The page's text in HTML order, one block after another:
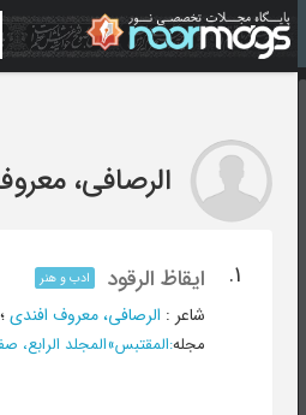
الرصافی،
1. ایقاظ الرقود ادب و هنر
شاعر : الرصافی، معروف افندی؛
مجله:المقتبس»المجلد الرابع، صفر 1327 -